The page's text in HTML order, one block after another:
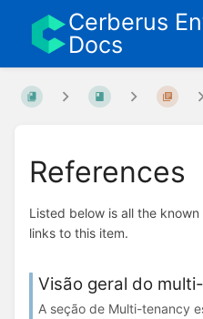
Cerberus
Docs
References
Listed below is all the
links to this item.
Visão geral do
A seção de Multi-tenancy